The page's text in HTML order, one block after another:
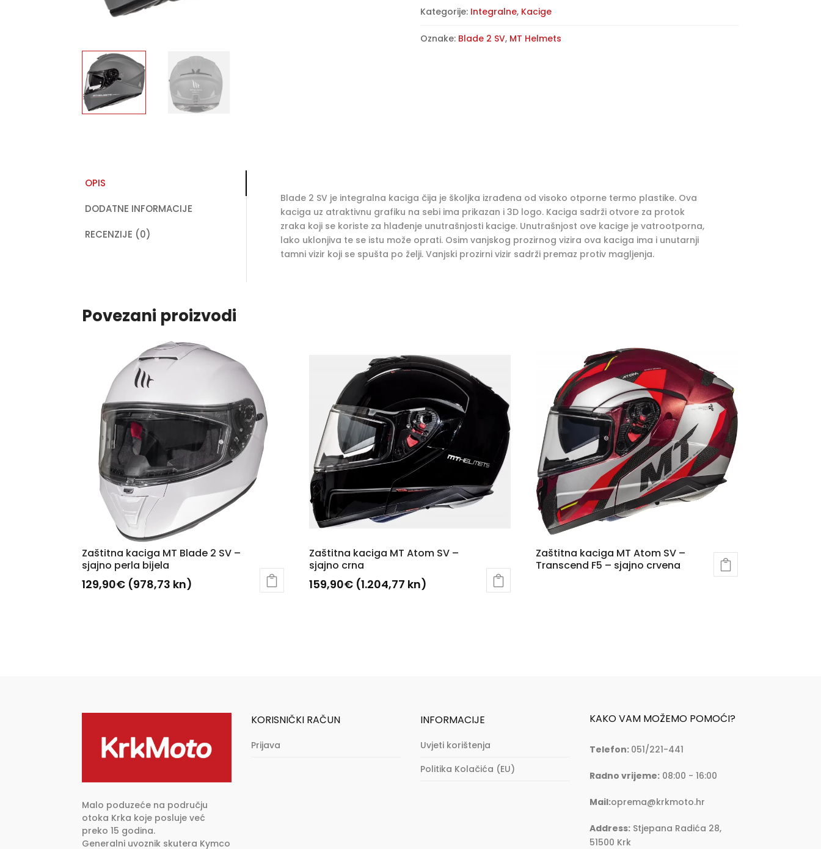
SV
sjajno
e
n
Kategorije: Integralne, Kacige
Oznake: Blade 2 SV, MT Helmets
OPIS
DODATNE INFORMACIJE
RECENZIJE (0)
Blade 2 SV je integralna kaciga čija je školjka izrađena od visoko otporne termo plastike. Ova
kaciga uz atraktivnu grafiku na sebi ima prikazan i 3D logo. Kaciga sadrži otvore za protok
zraka koji se koriste za hlađenje unutrašnjosti kacige. Unutrašnjost ove kacige je vatrootporna,
lako uklonjiva te se istu može oprati. Osim vanjskog prozirnog vizira ova kaciga ima i unutarnji
tamni vizir koji se spušta po želji. Vanjski prozirni vizir sadrži premaz protiv magljenja.
Povezani proizvodi
Zaštitna kaciga MT Blade 2 SV –
sjajno perla bijela
129,90€ (978,73 kn)
mogu
stranici
Zaštitna kaciga MT Atom SV –
sjajno crna
159,90€ (1.204,77 kn)
Zaštitna kaciga MT Atom SV –
Transcend F5 – sjajno crvena
Malo poduzeće na području
otoka Krka koje posluje već
preko 15 godina.
Generalni uvoznik skutera Kymco
KORISNIČKI RAČUN
Prijava
INFORMACIJE
Uvjeti korištenja
Politika Kolačića (EU)
KAKO VAM MOŽEMO POMOĆI?
Telefon: 051/221-441
Radno vrijeme:08:00 - 16:00
Mail:oprema@krkmoto.hr
Address:Stjepana Radića 28,
51500 Krk